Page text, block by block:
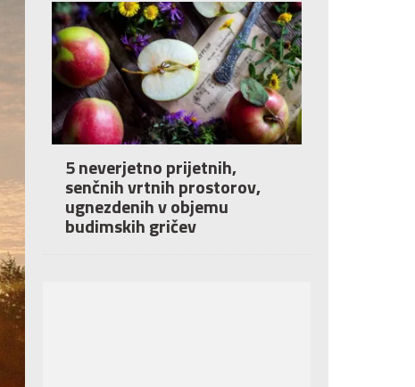
5 neverjetno prijetnih,
senčnih vrtnih prostorov,
ugnezdenih v objemu
budimskih gričev